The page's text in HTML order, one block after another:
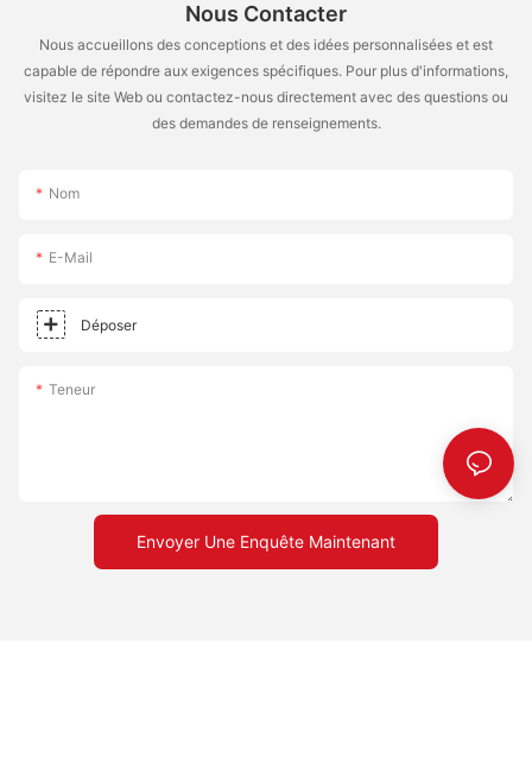
Nous Contacter
Nous accueillons des conceptions et des idées personnalisées et est
capable de répondre aux exigences spécifiques. Pour plus d'informations,
visitez le site Web ou contactez-nous directement avec des questions ou
des demandes de renseignements.
Nom
E-Mail
Déposer
Teneur
Envoyer Une Enquête Maintenant